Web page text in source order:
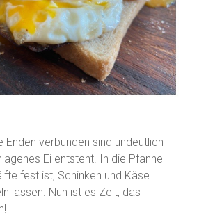
verbunden sind undeutlich
Ei entsteht. In die Pfanne
fest ist, Schinken und Käse
lassen. Nun ist es Zeit, das